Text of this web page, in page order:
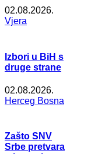
02.08.2026.
Vjera
Izbori u BiH s
druge strane
02.08.2026.
Herceg Bosna
Zašto SNV
Srbe pretvara